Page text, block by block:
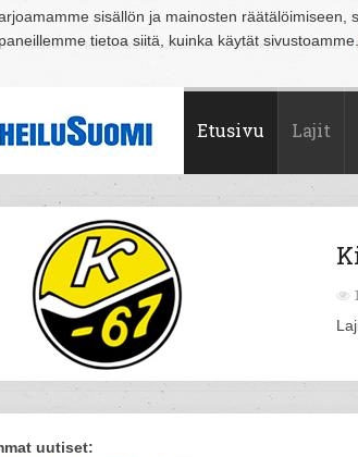
sisällön ja mainosten
tietoa siitä, kuinka käytät sivustoamme.
Helsinki Hämeenlinna Joensuu Jyväskylä Kouvola
Etusivu Lajit
uutiset: